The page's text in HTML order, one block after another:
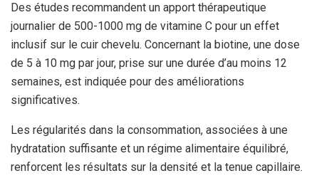
Des études recommandent un apport thérapeutique
journalier de 500-1000 mg de vitamine C pour un effet
inclusif sur le cuir chevelu. Concernant la biotine, une dose
de 5 à 10 mg par jour, prise sur une durée d’au moins 12
semaines, est indiquée pour des améliorations
significatives.
Les régularités dans la consommation, associées à une
hydratation suffisante et un régime alimentaire équilibré,
renforcent les résultats sur la densité et la tenue capillaire.